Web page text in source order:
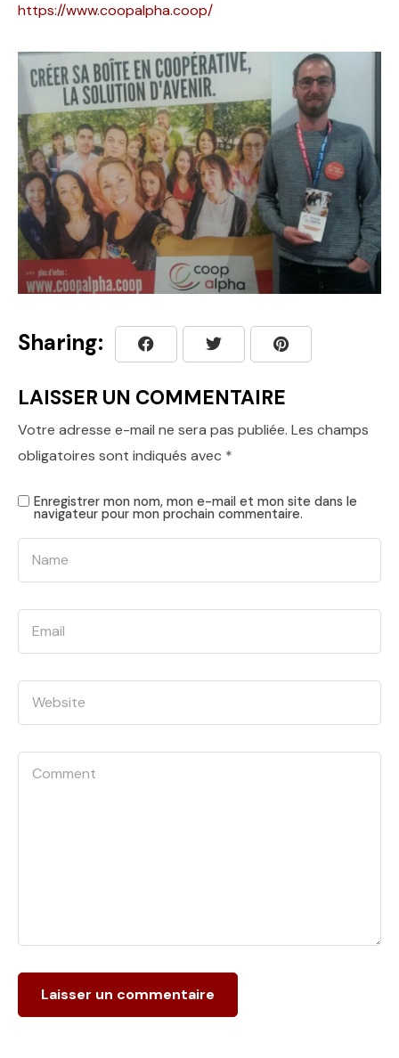
https://www.coopalpha.coop/
Sharing:
LAISSER UN COMMENTAIRE
Votre adresse e-mail ne sera pas publiée. Les champs
obligatoires sont indiqués avec *
Enregistrer mon nom, mon e-mail et mon site dans le
navigateur pour mon prochain commentaire.